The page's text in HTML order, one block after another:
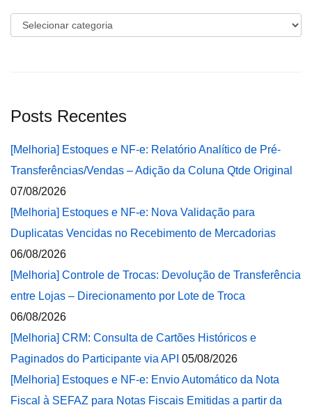
Categorias
Posts Recentes
[Melhoria] Estoques e NF-e: Relatório Analítico de Pré-
Transferências/Vendas – Adição da Coluna Qtde Original
07/08/2026
[Melhoria] Estoques e NF-e: Nova Validação para
Duplicatas Vencidas no Recebimento de Mercadorias
06/08/2026
[Melhoria] Controle de Trocas: Devolução de Transferência
entre Lojas – Direcionamento por Lote de Troca
06/08/2026
[Melhoria] CRM: Consulta de Cartões Históricos e
Paginados do Participante via API 05/08/2026
[Melhoria] Estoques e NF-e: Envio Automático da Nota
Fiscal à SEFAZ para Notas Fiscais Emitidas a partir da